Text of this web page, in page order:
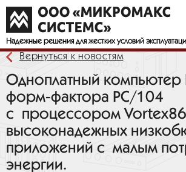
Надежные решения для жестких условий
Вернуться к новостям
Одноплатный компьютер
форм-фактора PC/104
с процессором
высоконадежных
приложений с малым
энергии.